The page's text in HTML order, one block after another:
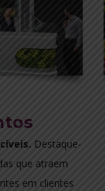
Destaque-
que atraem
em clientes